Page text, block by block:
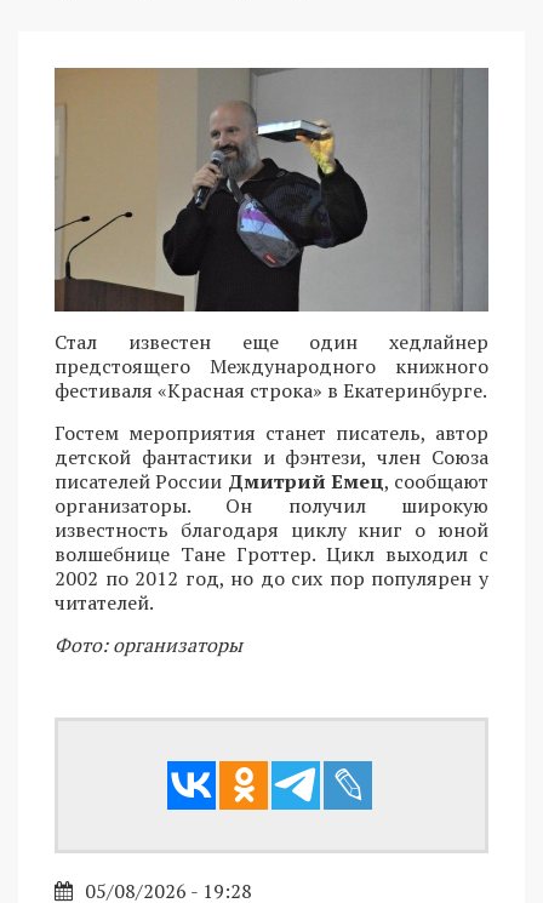
Стал известен еще один хедлайнер
предстоящего Международного книжного
фестиваля «Красная строка» в Екатеринбурге.
Гостем мероприятия станет писатель, автор
детской фантастики и фэнтези, член Союза
писателей России Дмитрий Емец, сообщают
организаторы. Он получил широкую
известность благодаря циклу книг о юной
волшебнице Тане Гроттер. Цикл выходил с
2002 по 2012 год, но до сих пор популярен у
читателей.
Фото: организаторы
05/08/2026 - 19:28